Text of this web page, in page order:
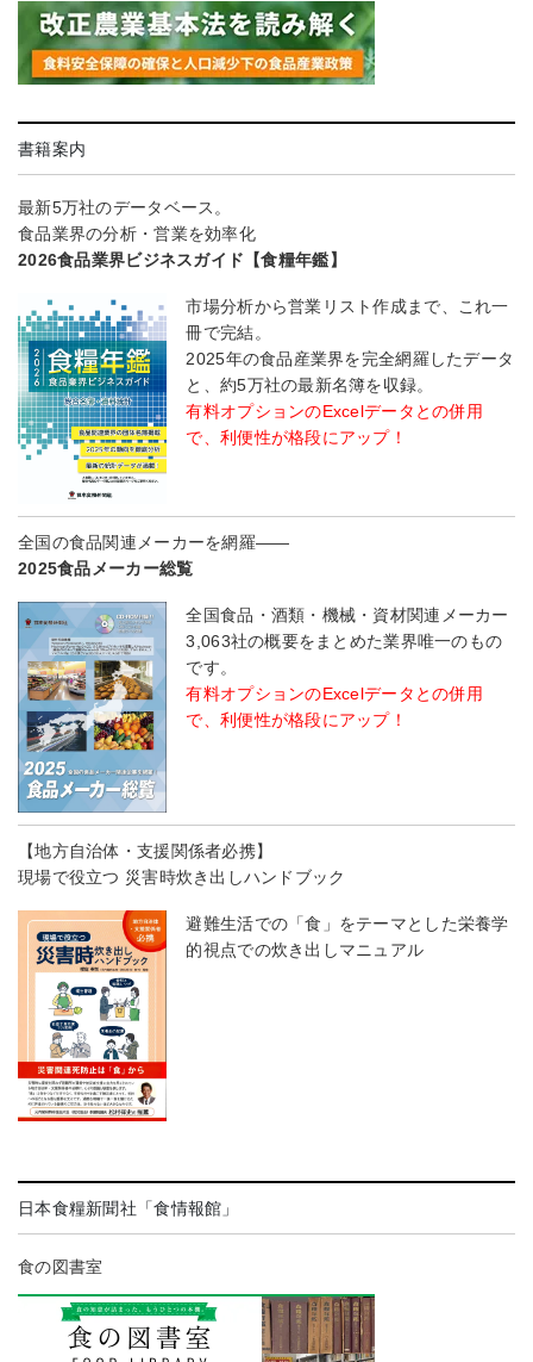
書籍案内
最新5万社のデータベース。
食品業界の分析・営業を効率化
2026食品業界ビジネスガイド【食糧年鑑】
市場分析から営業リスト作成まで、これ一
冊で完結。
2025年の食品産業界を完全網羅したデータ
と、約5万社の最新名簿を収録。
有料オプションのExcelデータとの併用
で、利便性が格段にアップ！
全国の食品関連メーカーを網羅――
2025食品メーカー総覧
全国食品・酒類・機械・資材関連メーカー
3,063社の概要をまとめた業界唯一のもの
です。
有料オプションのExcelデータとの併用
で、利便性が格段にアップ！
【地方自治体・支援関係者必携】
現場で役立つ 災害時炊き出しハンドブック
避難生活での「食」をテーマとした栄養学
的視点での炊き出しマニュアル
日本食糧新聞社「食情報館」
食の図書室